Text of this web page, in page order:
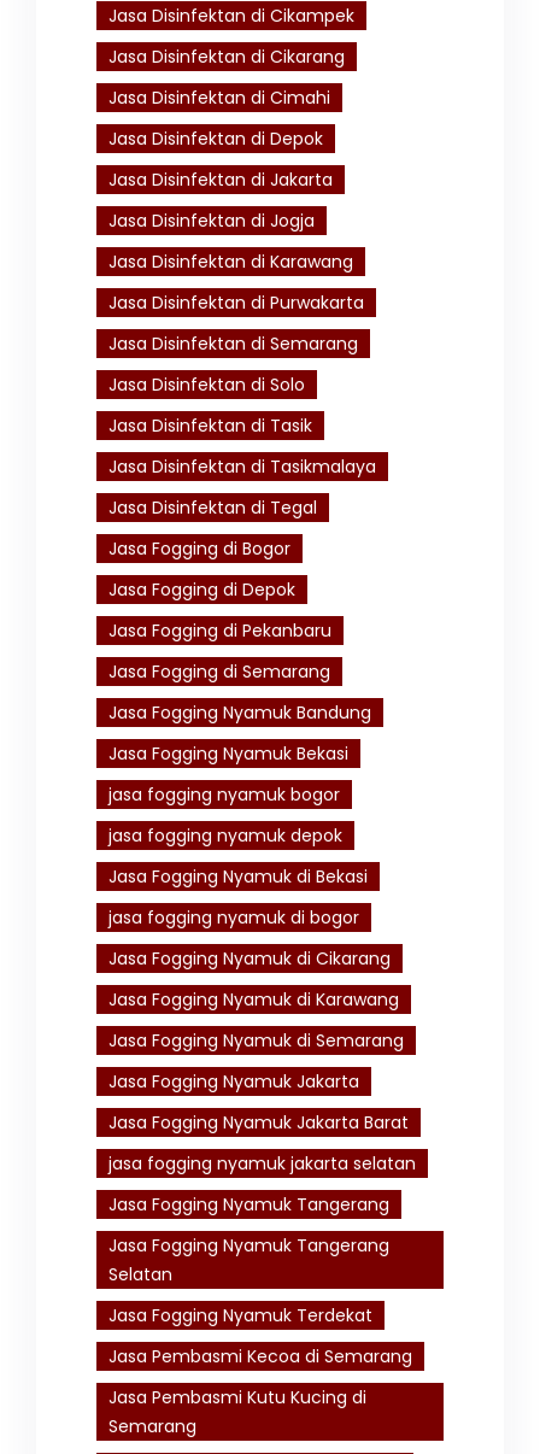
Jasa Disinfektan di Cikampek
Jasa Disinfektan di Cikarang
Jasa Disinfektan di Cimahi
Jasa Disinfektan di Depok
Jasa Disinfektan di Jakarta
Jasa Disinfektan di Jogja
Jasa Disinfektan di Karawang
Jasa Disinfektan di Purwakarta
Jasa Disinfektan di Semarang
Jasa Disinfektan di Solo
Jasa Disinfektan di Tasik
Jasa Disinfektan di Tasikmalaya
Jasa Disinfektan di Tegal
Jasa Fogging di Bogor
Jasa Fogging di Depok
Jasa Fogging di Pekanbaru
Jasa Fogging di Semarang
Jasa Fogging Nyamuk Bandung
Jasa Fogging Nyamuk Bekasi
jasa fogging nyamuk bogor
jasa fogging nyamuk depok
Jasa Fogging Nyamuk di Bekasi
jasa fogging nyamuk di bogor
Jasa Fogging Nyamuk di Cikarang
Jasa Fogging Nyamuk di Karawang
Jasa Fogging Nyamuk di Semarang
Jasa Fogging Nyamuk Jakarta
Jasa Fogging Nyamuk Jakarta Barat
jasa fogging nyamuk jakarta selatan
Jasa Fogging Nyamuk Tangerang
Jasa Fogging Nyamuk Tangerang
Selatan
Jasa Fogging Nyamuk Terdekat
Jasa Pembasmi Kecoa di Semarang
Jasa Pembasmi Kutu Kucing di
Semarang